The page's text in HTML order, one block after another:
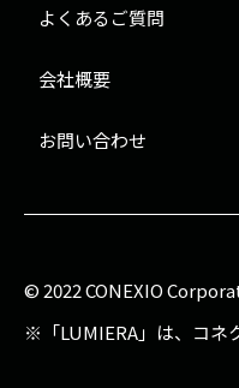
よくあるご質問
会社概要
お問い合わせ
© 2022 CONEXIO
※「LUMIERA」は、コネ